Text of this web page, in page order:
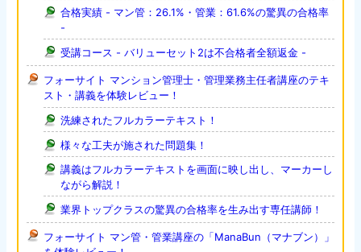
合格実績 - マン管：26.1%・管業：61.6%の驚異の合格率
-
受講コース - バリューセット2は不合格者全額返金 -
フォーサイト マンション管理士・管理業務主任者講座のテキ
スト・講義を体験レビュー！
洗練されたフルカラーテキスト！
様々な工夫が施された問題集！
講義はフルカラーテキストを画面に映し出し、マーカーし
ながら解説！
業界トップクラスの驚異の合格率を生み出す専任講師！
フォーサイト マン管・管業講座の「ManaBun（マナブン）」